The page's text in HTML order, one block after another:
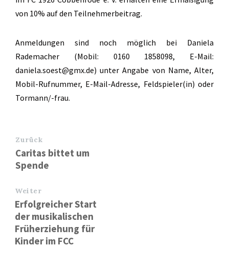
von 10% auf den Teilnehmerbeitrag.
Anmeldungen sind noch möglich bei Daniela
Rademacher (Mobil: 0160 1858098, E-Mail:
daniela.soest@gmx.de) unter Angabe von Name, Alter,
Mobil-Rufnummer, E-Mail-Adresse, Feldspieler(in) oder
Tormann/-frau.
Zurück
Caritas bittet um
Spende
Weiter
Erfolgreicher Start
der musikalischen
Früherziehung für
Kinder im FCC